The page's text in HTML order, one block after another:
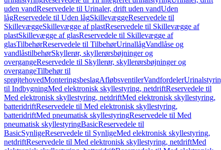
uden vandReservedele til Urinaler, drift uden vandUden
lågReservedele til Uden lågSkillevæggeReservedele til
SkillevæggeSkillevægge af plastReservedele til Skillevægge af
plastSkillevægge af glasReservedele til Skillevægge af
glasTilbehørReservedele til TilbehørUrinallågVandlåse og
vandlåstilbehørSkyllerør, skyllerørsbøjninger og
overgangeReservedele til Skyllerør, skyllerørsbøjninger og
overgangeTilbehør til
sprøjtehovedMonteringsbeslagAfløbsventilerVandfordeler
til IndbygningMed elektronisk skyllestyring, netdriftReservedele til
Med elektronisk skyllestyring, netdriftMed elektronisk skyllestyring,
batteridriftReservedele til Med elektronisk skyllestyring,
batteridriftMed pneumatisk skyllestyringReservedele til Med
pneumatisk skyllestyringBasicReservedele til
BasicSynligeReservedele til SynligeMed elektronisk skyllestyring,
netdriftReservedele til Med elektronisk skyllestyring, netdriftMed